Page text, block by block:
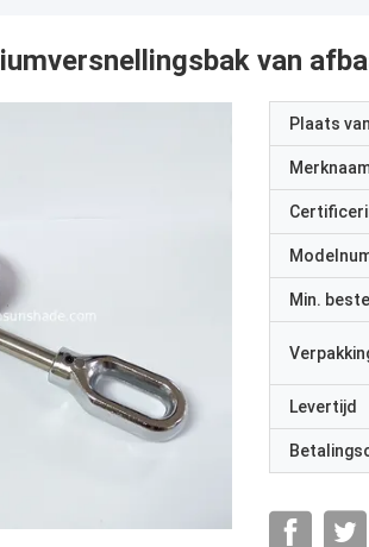
van
Plaats
Min.
Levertijd